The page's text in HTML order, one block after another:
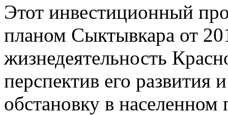
Этот инвестиционный
планом Сыктывкара от
жизнедеятельность
перспектив его развития
обстановку в населенном